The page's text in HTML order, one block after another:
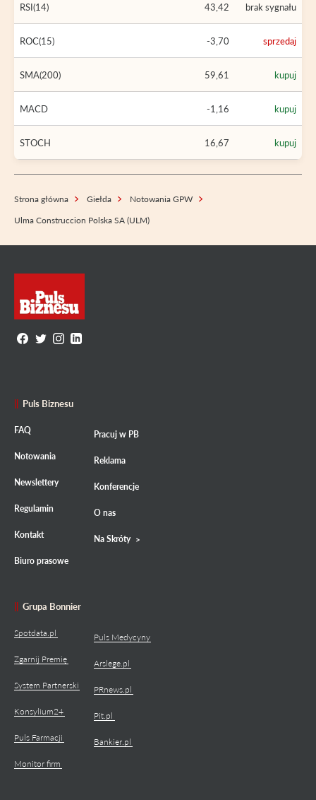
RSI(14) 43,42 brak sygnału
ROC(15) -3,70 sprzedaj
SMA(200) 59,61 kupuj
MACD -1,16 kupuj
STOCH 16,67 kupuj
Strona główna Giełda
Notowania GPW
Ulma Construccion Polska SA (ULM)
Puls Biznesu
FAQ
Notowania
Newslettery
Regulamin
Kontakt
Biuro prasowe
Pracuj w PB
Reklama
Konferencje
O nas
Na Skróty
Grupa Bonnier
Spotdata.pl
Zgarnij Premię
System Partnerski
Konsylium24
Puls Farmacji
Monitor firm
Puls Medycyny
Arslege.pl
PRnews.pl
Pit.pl
Bankier.pl